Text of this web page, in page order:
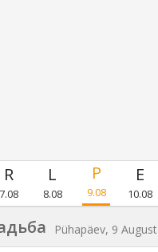
7.08 8.08 9.08 10.08
Pühapäev, 9 August